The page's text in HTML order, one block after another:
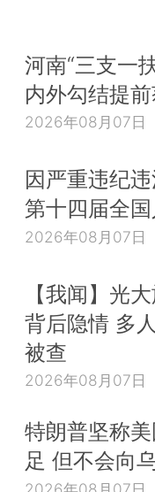
河南“三支一
内外勾结提
2026年08月07日
因严重违纪
第十四届全
2026年08月07日
【我闻】光
背后隐情 多
被查
2026年08月07日
特朗普坚称
足 但不会向